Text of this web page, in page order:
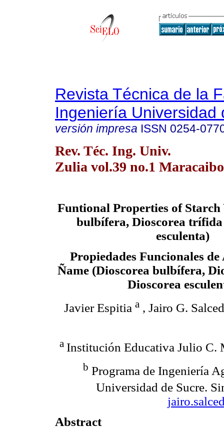
Revista Técnica de la
Ingeniería Universidad
versión impresa ISSN 0254-
Rev. Téc. Ing. Univ.
Zulia vol.39 no.1
Funtional Properties of Starch
bulbífera, Dioscorea trífida
esculenta)
Propiedades Funcionales
Ñame (Dioscorea bulbífera,
Dioscorea
Javier Espitia a, Jairo G.
a Institución Educativa Julio C.
b Programa de Ingeniería
Universidad de Sucre.
Abstract